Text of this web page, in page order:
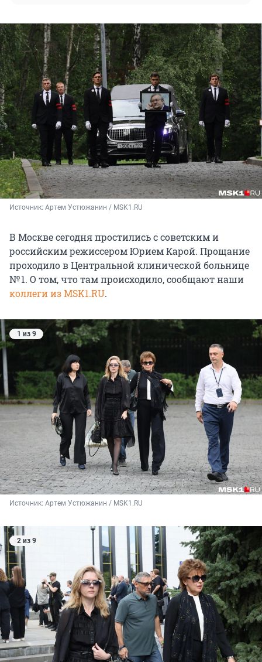
Источник: Артем Устюжанин / MSK1.RU
В Москве сегодня простились с советским и
российским режиссером Юрием Карой. Прощание
проходило в Центральной клинической больнице
№ 1. О том, что там происходило, сообщают наши
коллеги из MSK1.RU.
1 из 9
Источник: Артем Устюжанин / MSK1.RU
2 из 9